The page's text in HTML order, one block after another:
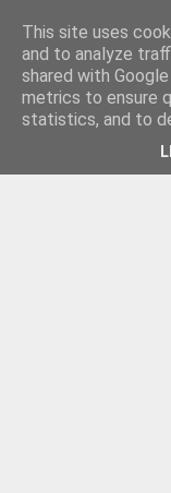
This site uses
and to analyze
shared with
metrics to ensure
statistics, and to